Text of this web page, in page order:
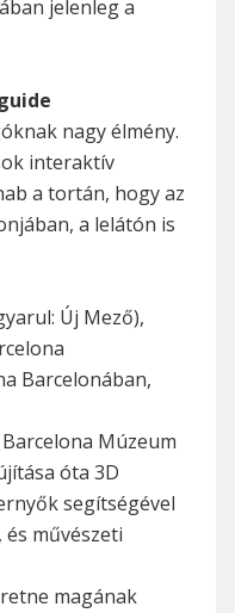
jelenleg a
nagy élmény.
interaktív
a tortán, hogy az
a lelátón is
Új Mező),
Barcelonában,
Múzeum
óta 3D
segítségével
művészeti
magának